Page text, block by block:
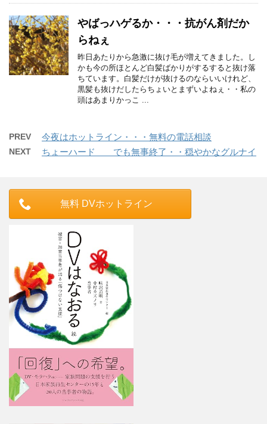
やばっハゲるか・・・抗がん剤だか
らねぇ
昨日あたりから急激に抜け毛が増えてきました。し
かも今の所ほとんど白髪ばかりがするすると抜け落
ちています。白髪だけが抜けるのならいいけれど、
黒髪も抜けだしたらちょいとまずいよねぇ・・私の
頭はあまりかっこ ...
PREV 今夜はホットライン・・・無料の電話相談
NEXT ちょーハード でも無事終了・・穏やかなグルナイ
無料 DVホットライン